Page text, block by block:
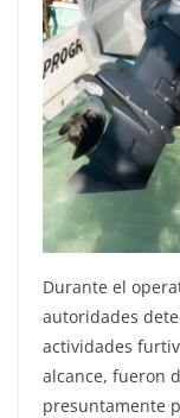
Durante el
autoridades
actividades
alcance, fueron
presuntamente